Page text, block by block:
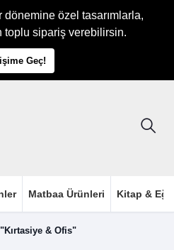
dönemine özel tasarımlarla,
toplu sipariş verebilirsin.
Geç!
Matbaa Ürünleri Kitap &
"Kırtasiye & Ofis"